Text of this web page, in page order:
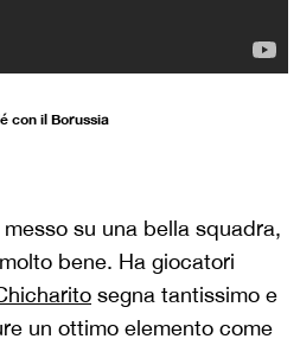
con il Borussia
su una bella squadra,
bene. Ha giocatori
segna tantissimo e
un ottimo elemento come